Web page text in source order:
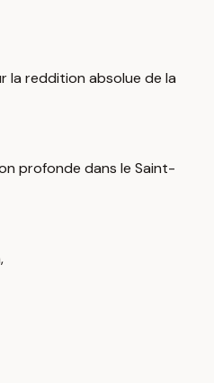
la reddition absolue de la
profonde dans le Saint-